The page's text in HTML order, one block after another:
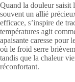
Quand la douleur saisit
souvent un allié
efficace, s’inspire de
températures agit
apaisante caresse pour
où le froid serre
tandis que la chaleur
réconfortant.